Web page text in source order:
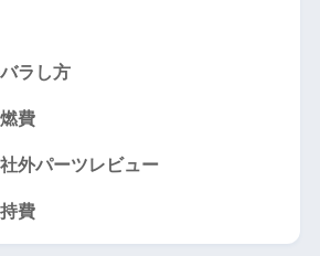
ラし方
費
外パーツレビュー
費